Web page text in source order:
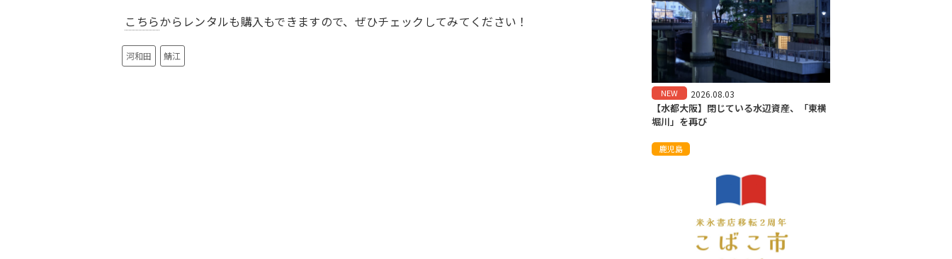
こちらからレンタルも購入もできますので、ぜひチェックしてみてください！
河和田 鯖江
NEW 2026.08.03
【水都大阪】閉じている水辺資産、「東横
堀川」を再び
鹿児島